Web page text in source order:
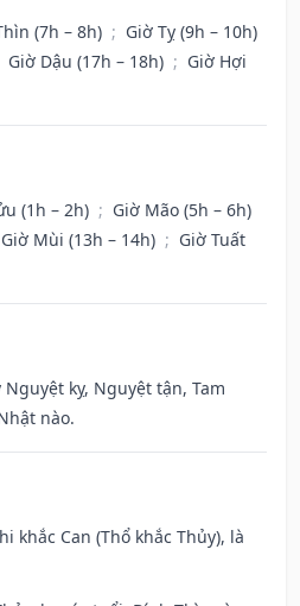
(7h – 8h) ; Giờ Tỵ (9h – 10h)
Giờ Dậu (17h – 18h) ; Giờ Hợi
(1h – 2h) ; Giờ Mão (5h – 6h)
Giờ Mùi (13h – 14h) ; Giờ Tuất
kỵ, Nguyệt tận, Tam
nào.
khắc Can (Thổ khắc Thủy), là